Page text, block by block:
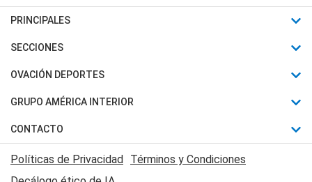
PRINCIPALES
Últimas Noticias
Política
Judiciales
Economia
SECCIONES
Horóscopo
Motores
Trucos caseros
Series y Películas
OVACIÓN DEPORTES
Fútbol
Mundial
Automovilismo
Rugby
GRUPO AMÉRICA INTERIOR
Canal 7 en Vivo
CONTACTO
Acerca de Nosotros
Contactanos
Políticas de Privacidad Términos y Condiciones